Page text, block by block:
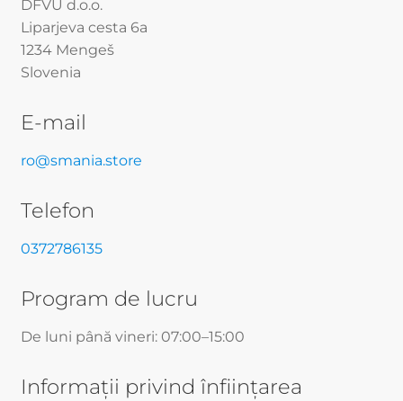
DFVU d.o.o.
Liparjeva cesta 6a
1234 Mengeš
Slovenia
E-mail
ro@smania.store
Telefon
0372786135
Program de lucru
De luni până vineri: 07:00–15:00
Informații privind înființarea